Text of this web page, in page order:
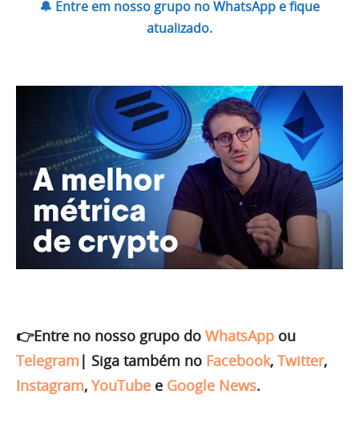
🔔 Entre em nosso grupo no WhatsApp e fique
atualizado.
👉Entre no nosso grupo do WhatsApp ou
Telegram | Siga também no Facebook, Twitter,
Instagram, YouTube e Google News.